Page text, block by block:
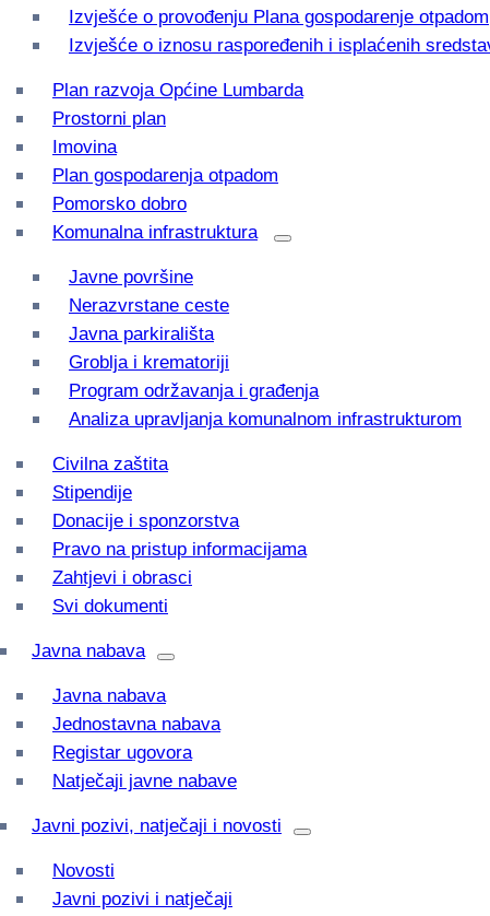
Izvješće o provođenju Plana gospodarenje otpadom
Izvješće o iznosu raspoređenih i isplaćenih
Plan razvoja Općine Lumbarda
Prostorni plan
Imovina
Plan gospodarenja otpadom
Pomorsko dobro
Komunalna infrastruktura
Javne površine
Nerazvrstane ceste
Javna parkirališta
Groblja i krematoriji
Program održavanja i građenja
Analiza upravljanja komunalnom infrastrukturom
Civilna zaštita
Stipendije
Donacije i sponzorstva
Pravo na pristup informacijama
Zahtjevi i obrasci
Svi dokumenti
Javna nabava
Javna nabava
Jednostavna nabava
Registar ugovora
Natječaji javne nabave
Javni pozivi, natječaji i novosti
Novosti
Javni pozivi i natječaji